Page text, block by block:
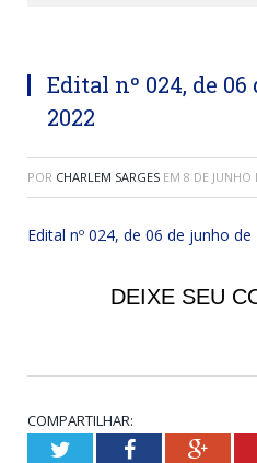
Edital nº 024, de
2022
POR CHARLEM SARGES EM 8 DE JUNHO
Edital nº 024, de 06 de junho de
DEIXE SEU
COMPARTILHAR:
TwitterFacebook